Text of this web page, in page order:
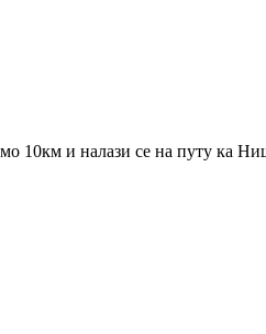
10км и налази се на путу ка